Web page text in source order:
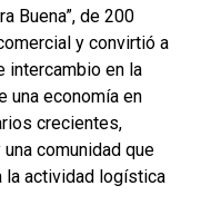
Buena”, de 200
y convirtió a
intercambio en la
una economía en
crecientes,
comunidad que
la actividad logística